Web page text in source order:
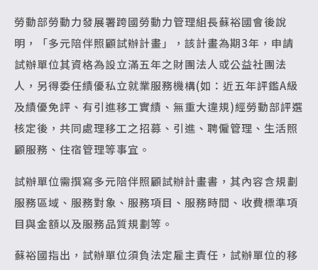
勞動部勞動力發展署跨國勞動力管理組長蘇裕國會後說
明，「多元陪伴照顧試辦計畫」，該計畫為期3年，申請
試辦單位其資格為設立滿五年之財團法人或公益社團法
人，另得委任績優私立就業服務機構(如：近五年評鑑A級
及績優免評、有引進移工實績、無重大違規)經勞動部評選
核定後，共同處理移工之招募、引進、聘僱管理、生活照
顧服務、住宿管理等事宜。
試辦單位需撰寫多元陪伴照顧試辦計畫書，其內容含規劃
服務區域、服務對象、服務項目、服務時間、收費標準項
目與金額以及服務品質規劃等。
蘇裕國指出，試辦單位須負法定雇主責任，試辦單位的移